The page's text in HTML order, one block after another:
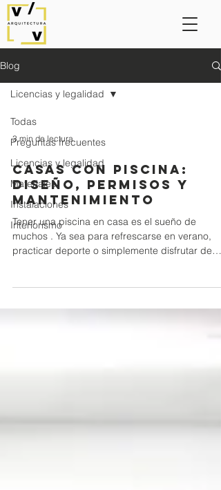
Blog
Todas
Preguntas frecuentes
Licencias y legalidad
Materiales
Instalaciones
Interiorismo
Licencias y legalidad
3 min de lectura
Casas con piscina:
Diseño, permisos y
mantenimiento
Tener una piscina en casa es el sueño de
muchos . Ya sea para refrescarse en verano,
practicar deporte o simplemente disfrutar de